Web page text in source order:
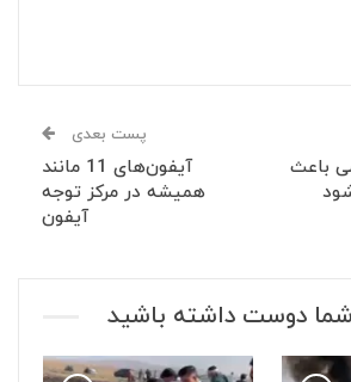
باعث
پست بعدی
آیفون‌های 11 مانند
همیشه در مرکز توجه
آیفون‌
دوست داشته باشید